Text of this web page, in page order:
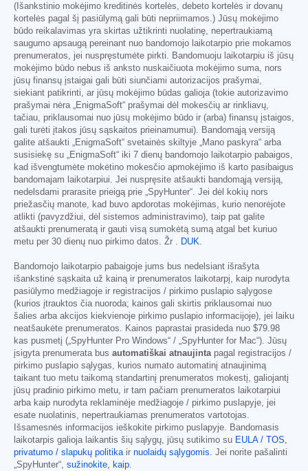
(Išankstinio mokėjimo kreditinės kortelės, debeto kortelės ir dovanų
kortelės pagal šį pasiūlymą gali būti nepriimamos.) Jūsų mokėjimo
būdo reikalavimas yra skirtas užtikrinti nuolatinę, nepertraukiamą
saugumo apsaugą pereinant nuo bandomojo laikotarpio prie mokamos
prenumeratos, jei nuspręstumėte pirkti. Bandomuoju laikotarpiu iš jūsų
mokėjimo būdo nebus iš anksto nuskaičiuota mokėjimo suma, nors
jūsų finansų įstaigai gali būti siunčiami autorizacijos prašymai,
siekiant patikrinti, ar jūsų mokėjimo būdas galioja (tokie autorizavimo
prašymai nėra „EnigmaSoft“ prašymai dėl mokesčių ar rinkliavų,
tačiau, priklausomai nuo jūsų mokėjimo būdo ir (arba) finansų įstaigos,
gali turėti įtakos jūsų sąskaitos prieinamumui). Bandomąją versiją
galite atšaukti „EnigmaSoft“ svetainės skiltyje „Mano paskyra“ arba
susisiekę su „EnigmaSoft“ iki 7 dienų bandomojo laikotarpio pabaigos,
kad išvengtumėte mokėtino mokesčio apmokėjimo iš karto pasibaigus
bandomajam laikotarpiui. Jei nuspręsite atšaukti bandomąją versiją,
nedelsdami prarasite prieigą prie „SpyHunter“. Jei dėl kokių nors
priežasčių manote, kad buvo apdorotas mokėjimas, kurio nenorėjote
atlikti (pavyzdžiui, dėl sistemos administravimo), taip pat galite
atšaukti prenumeratą ir gauti visą sumokėtą sumą atgal bet kuriuo
metu per 30 dienų nuo pirkimo datos. Žr . DUK.
Bandomojo laikotarpio pabaigoje jums bus nedelsiant išrašyta
išankstinė sąskaita už kainą ir prenumeratos laikotarpį, kaip nurodyta
pasiūlymo medžiagoje ir registracijos / pirkimo puslapio sąlygose
(kurios įtrauktos čia nuoroda; kainos gali skirtis priklausomai nuo
šalies arba akcijos kiekvienoje pirkimo puslapio informacijoje), jei laiku
neatšaukėte prenumeratos. Kainos paprastai prasideda nuo $79.98
kas pusmetį („SpyHunter Pro Windows“ / „SpyHunter for Mac“). Jūsų
įsigyta prenumerata bus automatiškai atnaujintapagal registracijos /
pirkimo puslapio sąlygas, kurios numato automatinį atnaujinimą
taikant tuo metu taikomą standartinį prenumeratos mokestį, galiojantį
jūsų pradinio pirkimo metu, ir tam pačiam prenumeratos laikotarpiui
arba kaip nurodyta reklaminėje medžiagoje / pirkimo puslapyje, jei
esate nuolatinis, nepertraukiamas prenumeratos vartotojas.
Išsamesnės informacijos ieškokite pirkimo puslapyje. Bandomasis
laikotarpis galioja laikantis šių sąlygų, jūsų sutikimo su EULA / TOS,
privatumo / slapukų politikair nuolaidų sąlygomis. Jei norite pašalinti
„SpyHunter“, sužinokite, kaip.